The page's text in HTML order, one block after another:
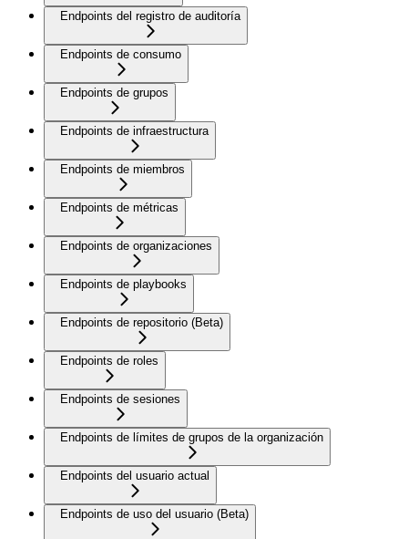
Endpoints del registro de auditoría
Endpoints de consumo
Endpoints de grupos
Endpoints de infraestructura
Endpoints de miembros
Endpoints de métricas
Endpoints de organizaciones
Endpoints de playbooks
Endpoints de repositorio (Beta)
Endpoints de roles
Endpoints de sesiones
Endpoints de límites de grupos de la organización
Endpoints del usuario actual
Endpoints de uso del usuario (Beta)